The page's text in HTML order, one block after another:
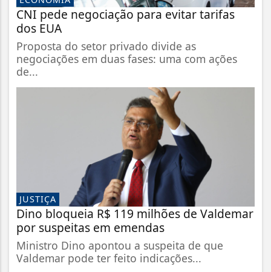
CNI pede negociação para evitar tarifas
dos EUA
Proposta do setor privado divide as
negociações em duas fases: uma com ações
de...
JUSTIÇA
Dino bloqueia R$ 119 milhões de Valdemar
por suspeitas em emendas
Ministro Dino apontou a suspeita de que
Valdemar pode ter feito indicações...